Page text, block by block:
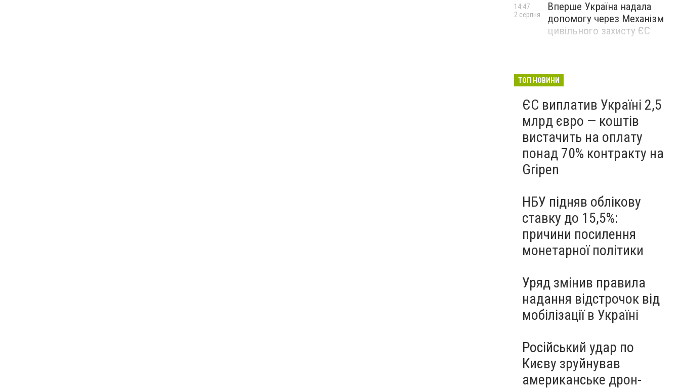
Вперше Україна надала
допомогу через Механізм
цивільного захисту ЄС
14:47
2 серпня
ТОП НОВИНИ
ЄС виплатив Україні 2,5
млрд євро — коштів
вистачить на оплату
понад 70% контракту на
Gripen
НБУ підняв облікову
ставку до 15,5%:
причини посилення
монетарної політики
Уряд змінив правила
надання відстрочок від
мобілізації в Україні
Російський удар по
Києву зруйнував
американське дрон-